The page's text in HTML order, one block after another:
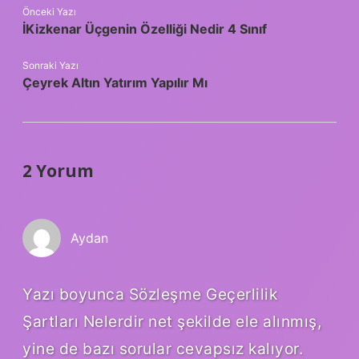
Önceki Yazı
İKizkenar Üçgenin Özelliği Nedir 4 Sınıf
Sonraki Yazı
Çeyrek Altın Yatırım Yapılır Mı
2 Yorum
Aydan
Yazı boyunca Sözleşme Geçerlilik
Şartları Nelerdir net şekilde ele alınmış,
yine de bazı sorular cevapsız kalıyor.